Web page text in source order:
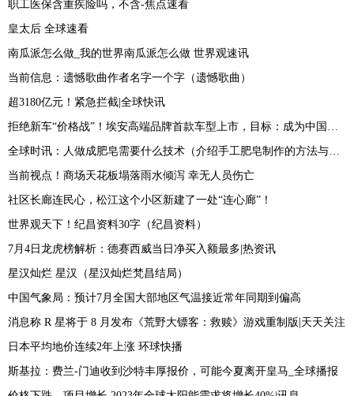
职工医保含重疾险吗，不含-焦点速看
皇太后 全球速看
南瓜派怎么做_我的世界南瓜派怎么做 世界观速讯
当前信息：遗憾歌曲作者名字一个字（遗憾歌曲）
超3180亿元！紧急拦截|全球快讯
拒绝新车“价格战”！埃安高端品牌首款车型上市，目标：成为中国电动车界保时捷_热点评
全球时讯：人做成肥皂需要什么技术（介绍手工肥皂制作的方法与方法）
当前视点！商场天花板塌落雨水倾泻 幸无人员伤亡
社区长廊连民心，松江这个小区新建了一处“连心廊”！
世界观天下！纪昌资料30字（纪昌资料）
7月4日龙虎榜解析：德赛西威当日净买入额最多|热资讯
星汉灿烂 星汉（星汉灿烂梵昌结局）
中国气象局：预计7月全国大部地区气温接近常年同期到偏高
消息称 R 星将于 8 月发布《荒野大镖客：救赎》游戏重制版|天天关注
日本平均地价连续2年上涨 环球快播
斯基拉：费兰-门迪收到沙特丰厚报价，可能今夏离开皇马_全球播报